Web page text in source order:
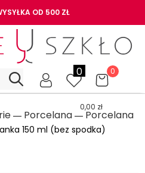
OD 500 ZŁ
0 0
0,00 zł
― Porcelana ― Porcelana
150 ml (bez spodka)